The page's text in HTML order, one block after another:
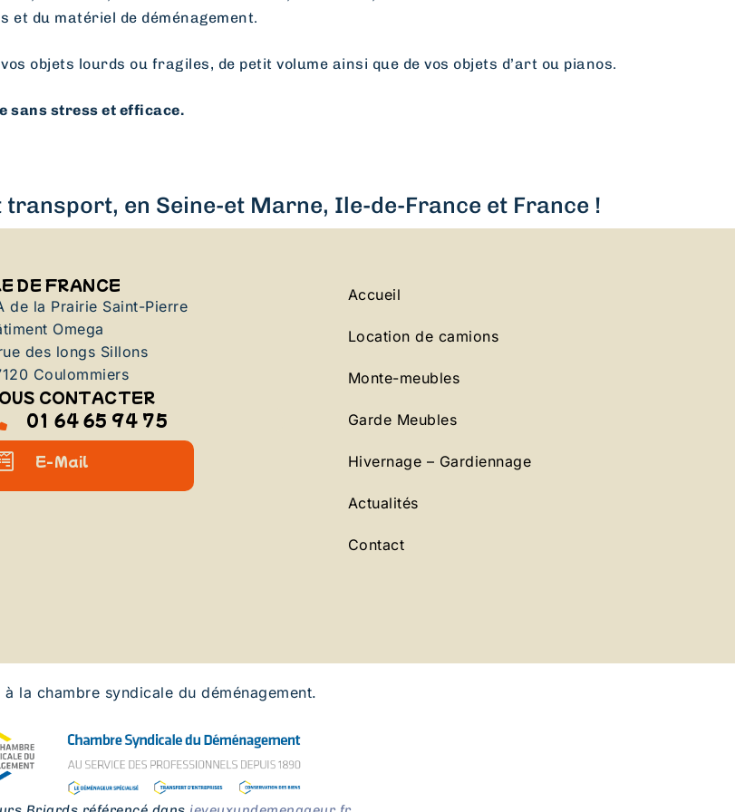
et du matériel de déménagement.
objets lourds ou fragiles, de petit volume ainsi que de vos objets d’art ou pianos.
sans stress et efficace.
en Seine-et Marne, Ile-de-France et France !
DE FRANCE
de la Prairie Saint-Pierre
Omega
des longs Sillons
Coulommiers
CONTACTER
01 64 65 94 75
E-Mail
Accueil
Location de camions
Monte-meubles
Garde Meubles
Hivernage – Gardiennage
Actualités
Contact
à la chambre syndicale du déménagement.